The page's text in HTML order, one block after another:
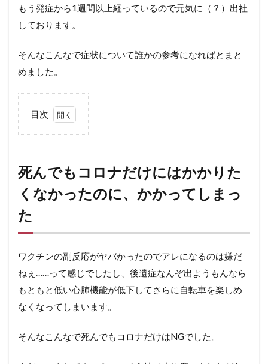
もう発症から1週間以上経っているので元気に（？）出社
しております。
そんなこんなで症状について誰かの参考になればとまと
めました。
目次
コロ
ナだ
けに
はか
たく
なか
の
かか
って
しま
った
2
死んでもコロナだけにはかかりた
くなかったのに、かかってしまっ
た
ワクチンの副反応がヤバかったのでアレになるのは嫌だ
ねぇ……って感じでしたし、後遺症なんぞ出ようもんなら
もともと低い心肺機能が低下してさらに自転車を楽しめ
なくなってしまいます。
そんなこんなで死んでもコロナだけはNGでした。